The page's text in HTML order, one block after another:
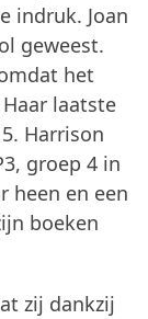
indruk. Joan
geweest.
het
laatste
Harrison
groep 4 in
heen en een
boeken
zij dankzij